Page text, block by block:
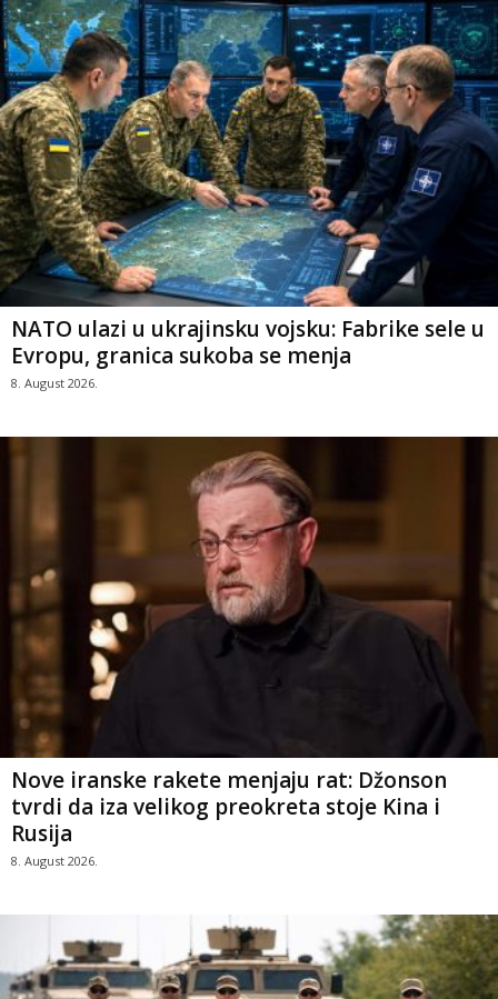
NATO ulazi u ukrajinsku vojsku: Fabrike sele u
Evropu, granica sukoba se menja
8. August 2026.
Nove iranske rakete menjaju rat: Džonson
tvrdi da iza velikog preokreta stoje Kina i
Rusija
8. August 2026.